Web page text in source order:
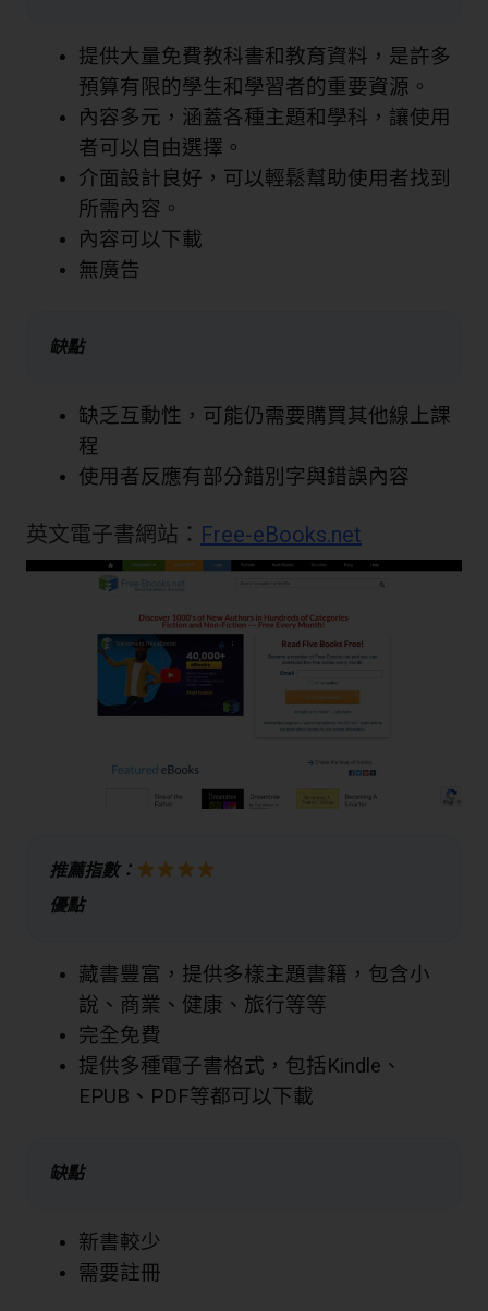
提供大量免費教科書和教育資料，是許多
預算有限的學生和學習者的重要資源。
內容多元，涵蓋各種主題和學科，讓使用
者可以自由選擇。
介面設計良好，可以輕鬆幫助使用者找到
所需內容。
內容可以下載
無廣告
缺點
缺乏互動性，可能仍需要購買其他線上課
程
使用者反應有部分錯別字與錯誤內容
英文電子書網站： Free-eBooks.net
推薦指數：
優點
藏書豐富，提供多樣主題書籍，包含小
說、商業、健康、旅行等等
完全免費
提供多種電子書格式，包括Kindle、
EPUB、PDF等都可以下載
缺點
新書較少
需要註冊